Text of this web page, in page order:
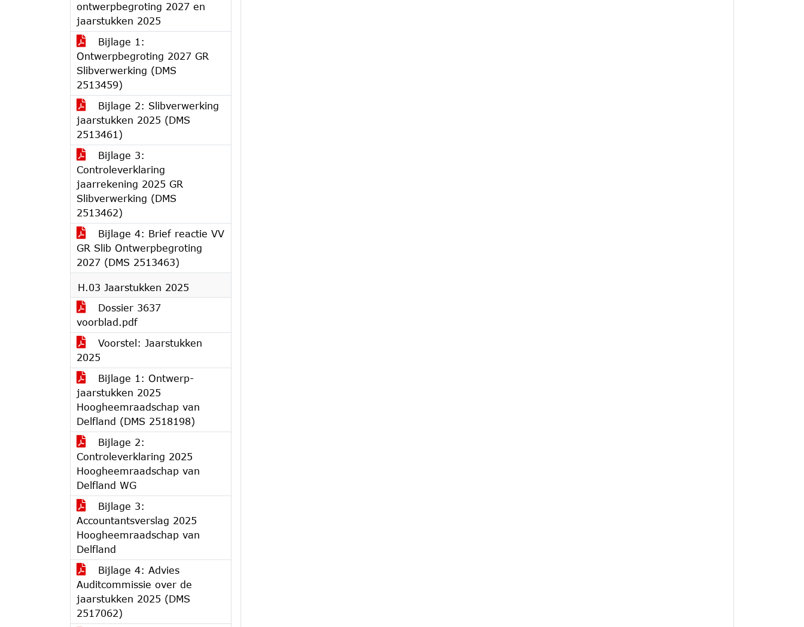
ontwerpbegroting 2027 en
jaarstukken 2025
Bijlage 1:
Ontwerpbegroting 2027 GR
Slibverwerking (DMS
2513459)
Bijlage 2: Slibverwerking
jaarstukken 2025 (DMS
2513461)
Bijlage 3:
Controleverklaring
jaarrekening 2025 GR
Slibverwerking (DMS
2513462)
Bijlage 4: Brief reactie VV
GR Slib Ontwerpbegroting
2027 (DMS 2513463)
H.03 Jaarstukken 2025
Dossier 3637
voorblad.pdf
Voorstel: Jaarstukken
2025
Bijlage 1: Ontwerp-
jaarstukken 2025
Hoogheemraadschap van
Delfland (DMS 2518198)
Bijlage 2:
Controleverklaring 2025
Hoogheemraadschap van
Delfland WG
Bijlage 3:
Accountantsverslag 2025
Hoogheemraadschap van
Delfland
Bijlage 4: Advies
Auditcommissie over de
jaarstukken 2025 (DMS
2517062)